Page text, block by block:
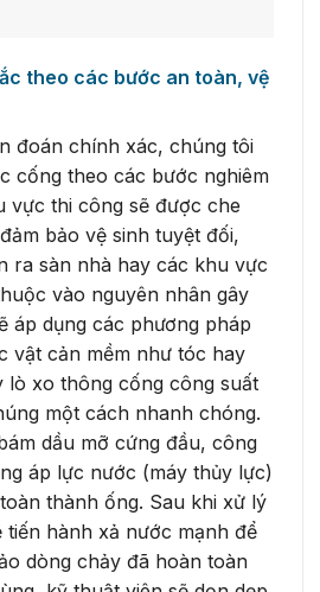
theo các bước an toàn, vệ
đoán chính xác, chúng tôi
cống theo các bước nghiêm
vực thi công sẽ được che
bảo vệ sinh tuyệt đối,
ra sàn nhà hay các khu vực
vào nguyên nhân gây
áp dụng các phương pháp
vật cản mềm như tóc hay
lò xo thông cống công suất
một cách nhanh chóng.
dầu mỡ cứng đầu, công
áp lực nước (máy thủy lực)
thành ống. Sau khi xử lý
tiến hành xả nước mạnh để
dòng chảy đã hoàn toàn